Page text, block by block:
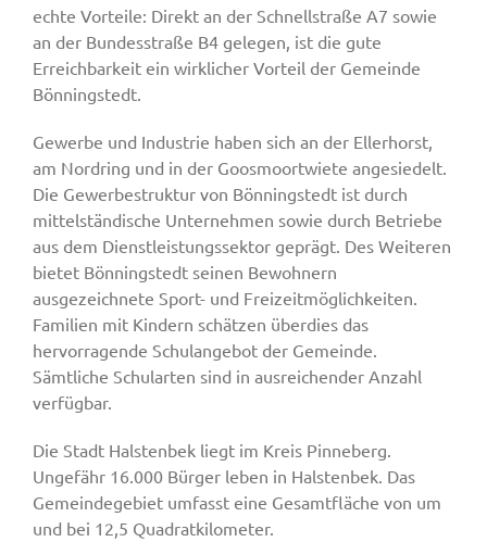
echte Vorteile: Direkt an der Schnellstraße A7 sowie
an der Bundesstraße B4 gelegen, ist die gute
Erreichbarkeit ein wirklicher Vorteil der Gemeinde
Bönningstedt.
Gewerbe und Industrie haben sich an der Ellerhorst,
am Nordring und in der Goosmoortwiete angesiedelt.
Die Gewerbestruktur von Bönningstedt ist durch
mittelständische Unternehmen sowie durch Betriebe
aus dem Dienstleistungssektor geprägt. Des Weiteren
bietet Bönningstedt seinen Bewohnern
ausgezeichnete Sport- und Freizeitmöglichkeiten.
Familien mit Kindern schätzen überdies das
hervorragende Schulangebot der Gemeinde.
Sämtliche Schularten sind in ausreichender Anzahl
verfügbar.
Die Stadt Halstenbek liegt im Kreis Pinneberg.
Ungefähr 16.000 Bürger leben in Halstenbek. Das
Gemeindegebiet umfasst eine Gesamtfläche von um
und bei 12,5 Quadratkilometer.